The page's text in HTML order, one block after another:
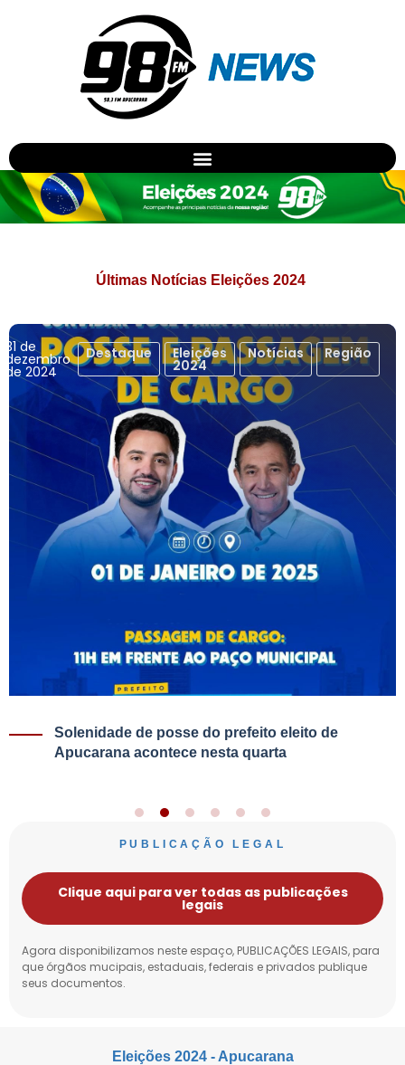
Eleiçoes 2024
Últimas Notícias Eleições 2024
31 de
dezembro
de 2024
Destaque Eleições
2024
Notícias Região
Solenidade de posse do prefeito eleito de
Apucarana acontece nesta quarta
PUBLICAÇÃO LEGAL
Clique aqui para ver todas as publicações
legais
Agora disponibilizamos neste espaço, PUBLICAÇÕES LEGAIS, para
que órgãos mucipais, estaduais, federais e privados publique
seus documentos.
Eleições 2024 - Apucarana